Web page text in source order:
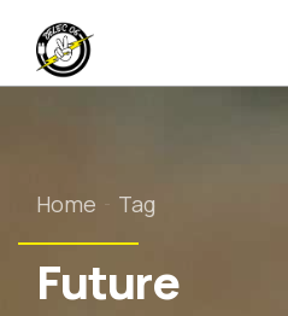
Home Tag
Future